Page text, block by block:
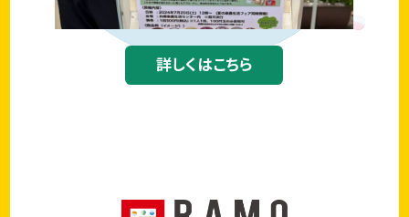
詳しくはこちら